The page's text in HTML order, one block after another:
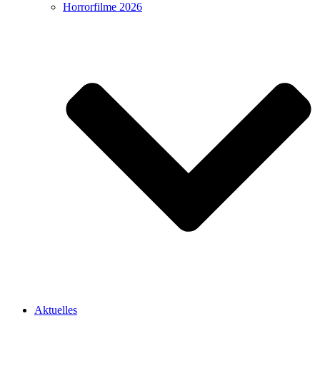
Horrorfilme 2026
Aktuelles